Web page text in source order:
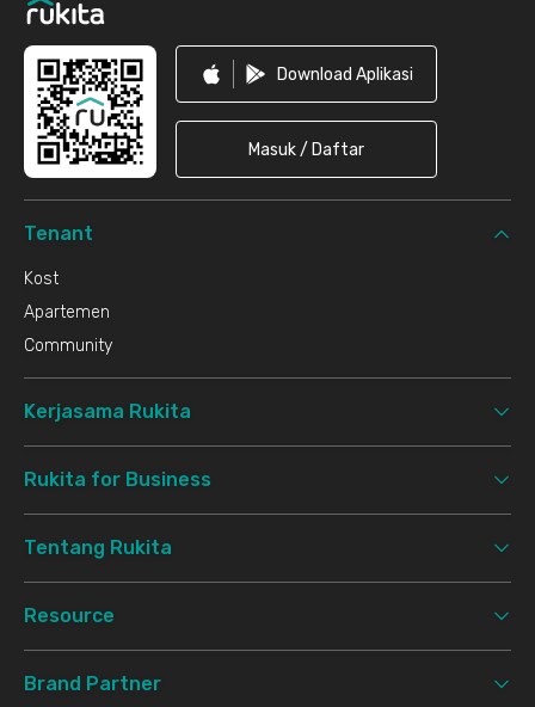
Download Aplikasi
Masuk / Daftar
Tenant
Kost
Apartemen
Community
Kerjasama Rukita
Rukita for Business
Tentang Rukita
Resource
Brand Partner